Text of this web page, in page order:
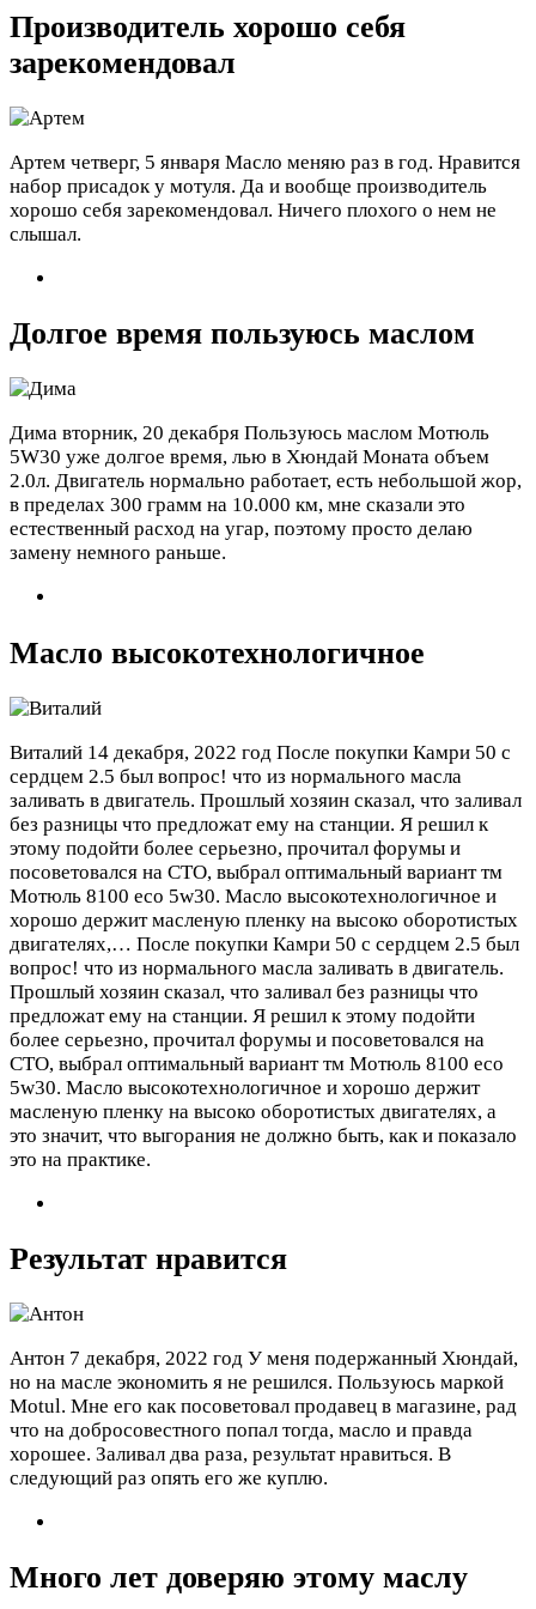
Производитель хорошо себя
зарекомендовал
Артем четверг, 5 января Масло меняю раз в год. Нравится
набор присадок у мотуля. Да и вообще производитель
хорошо себя зарекомендовал. Ничего плохого о нем не
слышал.
Долгое время пользуюсь маслом
Дима вторник, 20 декабря Пользуюсь маслом Мотюль
5W30 уже долгое время, лью в Хюндай Моната объем
2.0л. Двигатель нормально работает, есть небольшой жор,
в пределах 300 грамм на 10.000 км, мне сказали это
естественный расход на угар, поэтому просто делаю
замену немного раньше.
Масло высокотехнологичное
Виталий 14 декабря, 2022 год После покупки Камри 50 с
сердцем 2.5 был вопрос! что из нормального масла
заливать в двигатель. Прошлый хозяин сказал, что заливал
без разницы что предложат ему на станции. Я решил к
этому подойти более серьезно, прочитал форумы и
посоветовался на СТО, выбрал оптимальный вариант тм
Мотюль 8100 eco 5w30. Масло высокотехнологичное и
хорошо держит масленую пленку на высоко оборотистых
двигателях,… После покупки Камри 50 с сердцем 2.5 был
вопрос! что из нормального масла заливать в двигатель.
Прошлый хозяин сказал, что заливал без разницы что
предложат ему на станции. Я решил к этому подойти
более серьезно, прочитал форумы и посоветовался на
СТО, выбрал оптимальный вариант тм Мотюль 8100 eco
5w30. Масло высокотехнологичное и хорошо держит
масленую пленку на высоко оборотистых двигателях, а
это значит, что выгорания не должно быть, как и показало
это на практике.
Результат нравится
Антон 7 декабря, 2022 год У меня подержанный Хюндай,
но на масле экономить я не решился. Пользуюсь маркой
Motul. Мне его как посоветовал продавец в магазине, рад
что на добросовестного попал тогда, масло и правда
хорошее. Заливал два раза, результат нравиться. В
следующий раз опять его же куплю.
Много лет доверяю этому маслу